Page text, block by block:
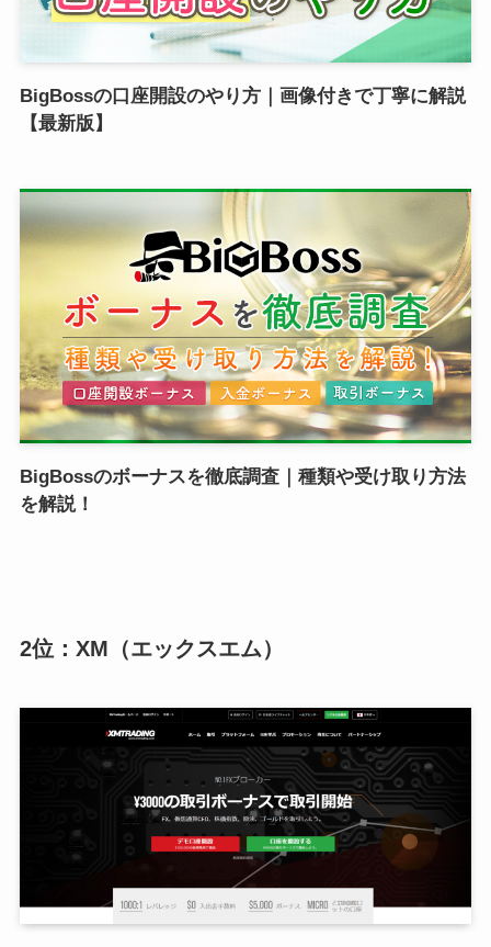
BigBossの口座開設のやり方｜画像付きで丁寧に解説
【最新版】
BigBossのボーナスを徹底調査｜種類や受け取り方法
を解説！
2位：XM（エックスエム）